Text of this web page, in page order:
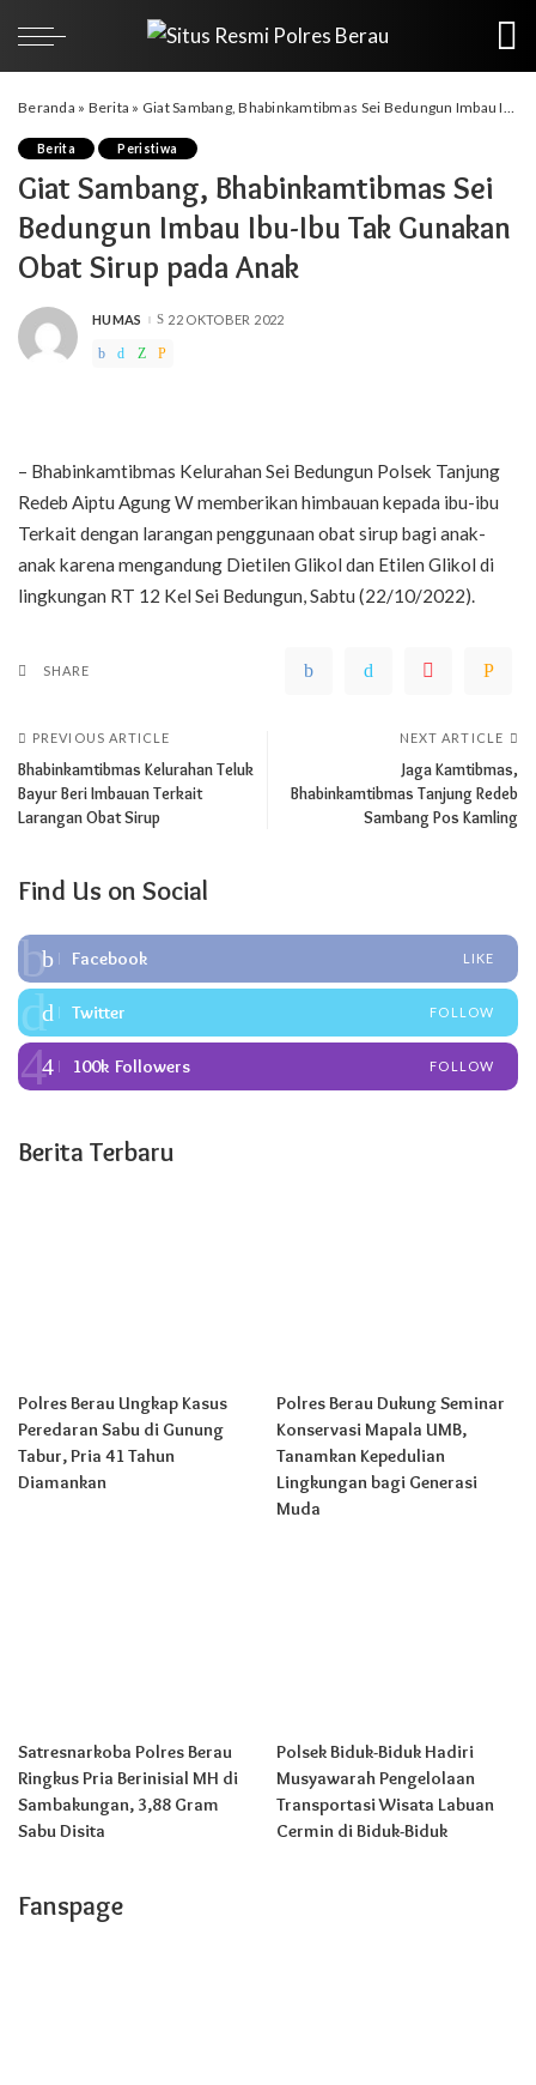
Beranda » Berita » Giat Sambang, Bhabinkamtibmas Sei Bedungun Imbau Ibu-Ibu Tak Gunakan Obat Sirup pada Anak
Berita Peristiwa
Giat Sambang, Bhabinkamtibmas Sei
Bedungun Imbau Ibu-Ibu Tak Gunakan
Obat Sirup pada Anak
POSTED
HUMAS 22 OKTOBER 2022
– Bhabinkamtibmas Kelurahan Sei Bedungun Polsek Tanjung
Redeb Aiptu Agung W memberikan himbauan kepada ibu-ibu
Terkait dengan larangan penggunaan obat sirup bagi anak-
anak karena mengandung Dietilen Glikol dan Etilen Glikol di
lingkungan RT 12 Kel Sei Bedungun, Sabtu (22/10/2022).
SHARE
PREVIOUS ARTICLE
Bhabinkamtibmas Kelurahan Teluk
Bayur Beri Imbauan Terkait
Larangan Obat Sirup
NEXT ARTICLE
Jaga Kamtibmas,
Bhabinkamtibmas Tanjung Redeb
Sambang Pos Kamling
Find Us on Social
Facebook LIKE
Twitter FOLLOW
100k Followers FOLLOW
Berita Terbaru
Polres Berau Ungkap Kasus
Peredaran Sabu di Gunung
Tabur, Pria 41 Tahun
Diamankan
Polres Berau Dukung Seminar
Konservasi Mapala UMB,
Tanamkan Kepedulian
Lingkungan bagi Generasi
Muda
Satresnarkoba Polres Berau
Ringkus Pria Berinisial MH di
Sambakungan, 3,88 Gram
Sabu Disita
Polsek Biduk-Biduk Hadiri
Musyawarah Pengelolaan
Transportasi Wisata Labuan
Cermin di Biduk-Biduk
Fanspage